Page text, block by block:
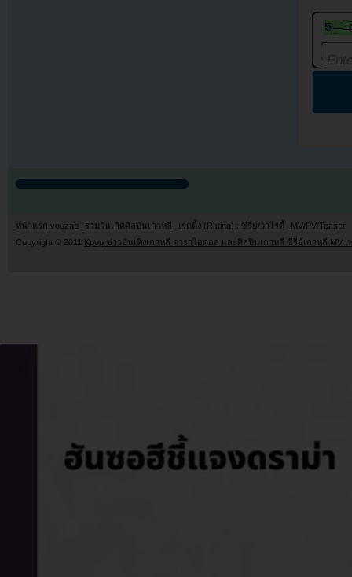
หน้าแรก youzab รวมวันเกิดศิลปินเกาหลี เรตติ้ง (Rating) : ซีรี่ย์/วาไรตี้
MV/PV/Teaser
Copyright © 2011 Kpop ข่าวบันเทิงเกาหลี ดาราไอดอล และศิลปินเกาหลี ซีรี่ย์เกาหลี MV